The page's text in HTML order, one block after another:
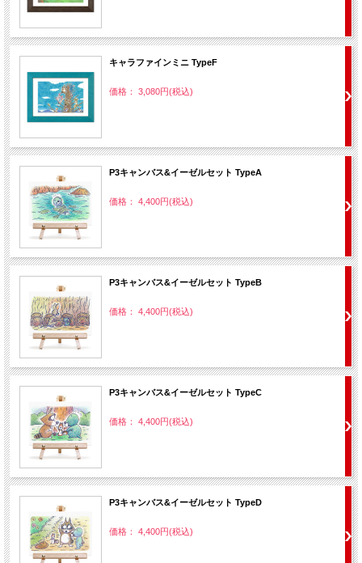
キャラファインミニ TypeF
価格： 3,080円(税込)
P3キャンバス&イーゼルセット TypeA
価格： 4,400円(税込)
P3キャンバス&イーゼルセット TypeB
価格： 4,400円(税込)
P3キャンバス&イーゼルセット TypeC
価格： 4,400円(税込)
P3キャンバス&イーゼルセット TypeD
価格： 4,400円(税込)